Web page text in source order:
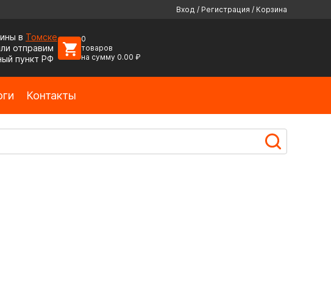
Вход / Регистрация / Корзина
в Томске
отправим
пункт РФ
0
товаров
на сумму 0.00 ₽
Контакты